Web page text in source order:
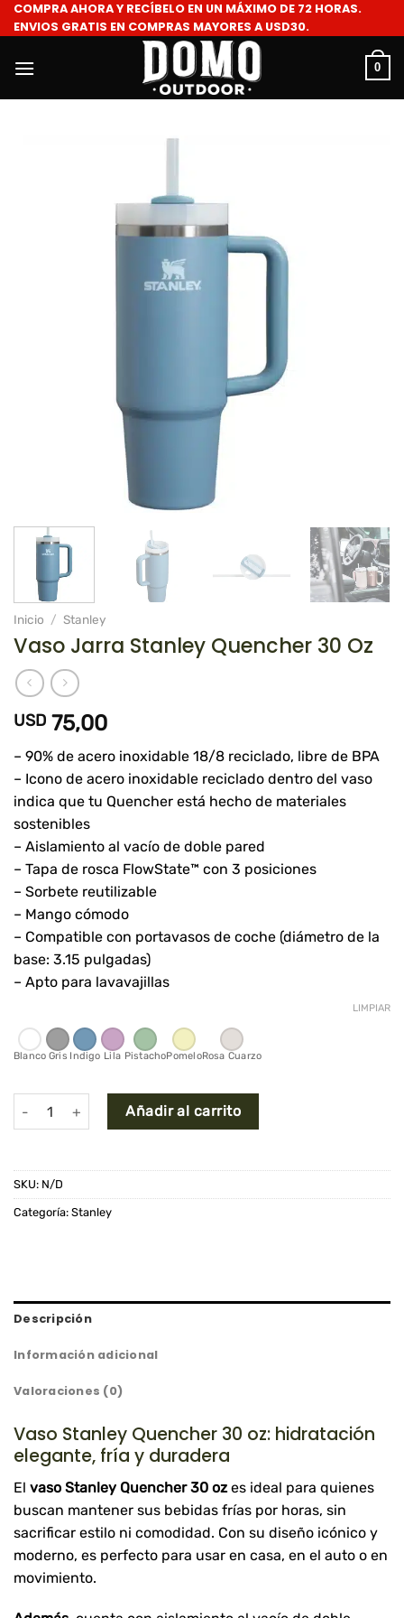
Saltar
al
COMPRA AHORA Y RECÍBELO EN UN MÁXIMO DE 72 HORAS.
ENVIOS GRATIS EN COMPRAS MAYORES A USD30.
0
Inicio / Stanley
Vaso Jarra Stanley Quencher 30 Oz
USD 75,00
– 90% de acero inoxidable 18/8 reciclado, libre de BPA
– Icono de acero inoxidable reciclado dentro del vaso
indica que tu Quencher está hecho de materiales
sostenibles
– Aislamiento al vacío de doble pared
– Tapa de rosca FlowState™ con 3 posiciones
– Sorbete reutilizable
– Mango cómodo
– Compatible con portavasos de coche (diámetro de la
base: 3.15 pulgadas)
– Apto para lavavajillas
Blanco Gris Indigo Lila PistachoPomeloRosa Cuarzo
LIMPIAR
Vaso Jarra Stanley Quencher 30 Oz cantidad
Añadir al carrito
SKU: N/D
Categoría: Stanley
Descripción
Información adicional
Valoraciones (0)
Vaso Stanley Quencher 30 oz: hidratación
elegante, fría y duradera
El vaso Stanley Quencher 30 ozes ideal para quienes
buscan mantener sus bebidas frías por horas, sin
sacrificar estilo ni comodidad. Con su diseño icónico y
moderno, es perfecto para usar en casa, en el auto o en
movimiento.